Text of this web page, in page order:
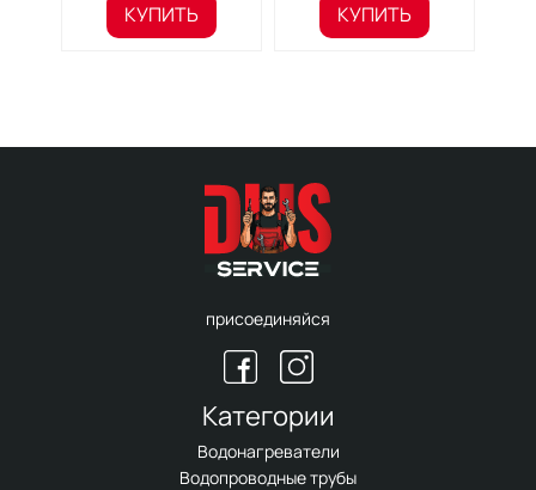
КУПИТЬ КУПИТЬ
присоединяйся
Категории
Водонагреватели
Водопроводные трубы